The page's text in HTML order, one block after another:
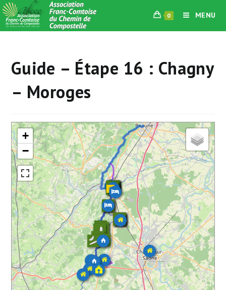
Skip
to
content
0 MENU
Guide – Étape 16 : Chagny
– Moroges
+
−